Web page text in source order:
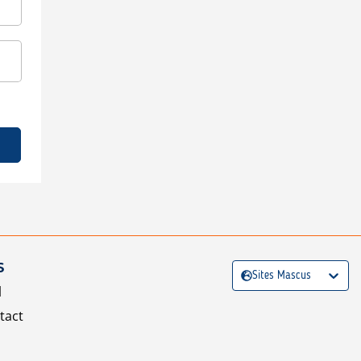
Sites Mascus